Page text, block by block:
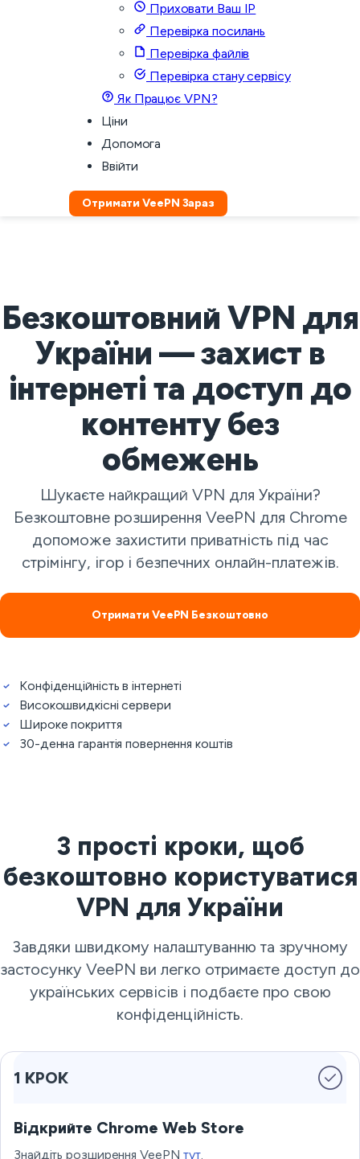
Приховати Ваш IP
Перевірка посилань
Перевірка файлів
Перевірка стану сервісу
Як Працює VPN?
Ціни
Допомога
Ввійти
Отримати VeePN Зараз
Безкоштовний VPN для
України — захист в
інтернеті та доступ до
контенту без
обмежень
Шукаєте найкращий VPN для України?
Безкоштовне розширення VeePN для Chrome
допоможе захистити приватність під час
стрімінгу, ігор і безпечних онлайн-платежів.
Отримати VeePN Безкоштовно
Конфіденційність в інтернеті
Високошвидкісні сервери
Широке покриття
30-денна гарантія повернення коштів
3 прості кроки, щоб
безкоштовно користуватися
VPN для України
Завдяки швидкому налаштуванню та зручному
застосунку VeePN ви легко отримаєте доступ до
українських сервісів і подбаєте про свою
конфіденційність.
1 КРОК
Відкрийте Chrome Web Store
Знайдіть розширення VeePNтут.